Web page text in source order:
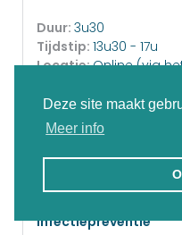
Deze site maakt
Meer info
Duur: 3u30
Tijdstip: 13u30 - 17u
Locatie:Online (via
Kostprijs:55,- €
Infectiepreventie